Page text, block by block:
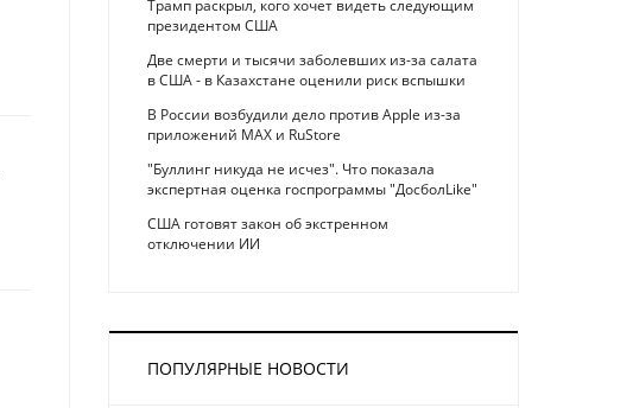
Трамп раскрыл, кого хочет видеть следующим
президентом США
Две смерти и тысячи заболевших из-за салата
в США - в Казахстане оценили риск вспышки
В России возбудили дело против Apple из-за
приложений MAX и RuStore
"Буллинг никуда не исчез". Что показала
экспертная оценка госпрограммы "ДосболLike"
США готовят закон об экстренном
отключении ИИ
ПОПУЛЯРНЫЕ НОВОСТИ